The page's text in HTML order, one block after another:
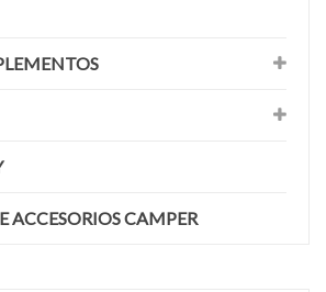
ACCESORIOS CAMPER